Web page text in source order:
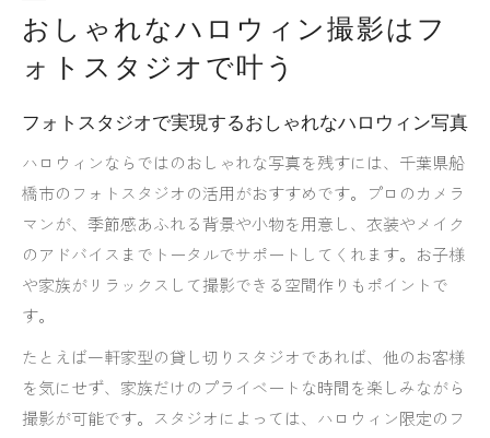
トを実現
ベビーや大人も安心できるフォトスタジオの魅
力
一軒家型フォトスタジオで家族の特別な瞬間を記録
フォトスタジオのプライベート空間が人気の理
由
千葉で選ぶフォトスタジオの一軒家スタイルと
フォトスタジオで家族の自然な表情を引き出す
方法
おしゃれで安いフォトスタジオ活用術を紹介
おしゃれなハロウィン撮影はフ
ォトスタジオで叶う
フォトスタジオで実現するおしゃれなハロウィン写真
ハロウィンならではのおしゃれな写真を残すには、千葉県船
橋市のフォトスタジオの活用がおすすめです。プロのカメラ
マンが、季節感あふれる背景や小物を用意し、衣装やメイク
のアドバイスまでトータルでサポートしてくれます。お子様
や家族がリラックスして撮影できる空間作りもポイントで
す。
たとえば一軒家型の貸し切りスタジオであれば、他のお客様
を気にせず、家族だけのプライベートな時間を楽しみながら
撮影が可能です。スタジオによっては、ハロウィン限定のフ